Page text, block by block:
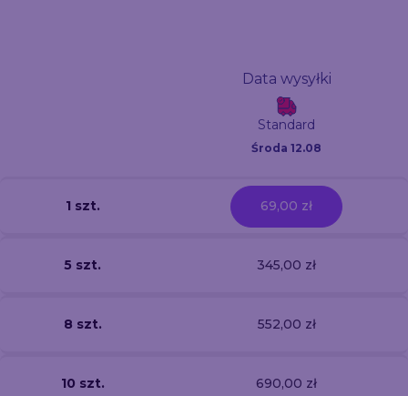
Data wysyłki
Standard
Środa 12.08
1 szt. 69,00 zł
5 szt. 345,00 zł
8 szt. 552,00 zł
10 szt. 690,00 zł